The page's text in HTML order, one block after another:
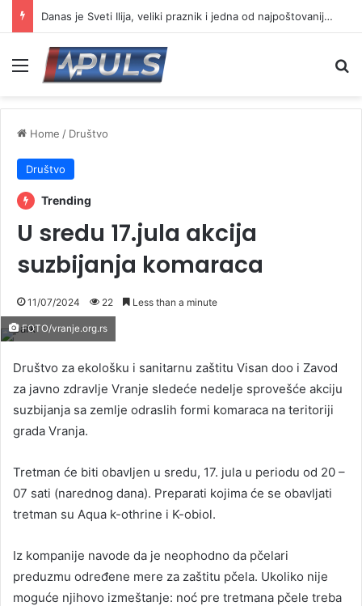
Danas je Sveti Ilija, veliki praznik i jedna od najpoštovanijih slava
Menu
Home / Društvo
Društvo
Trending
U sredu 17.jula akcija
suzbijanja komaraca
11/07/2024 22 Less than a minute
FOTO/vranje.org.rs
Društvo za ekološku i sanitarnu zaštitu Visan doo i Zavod
za javno zdravlje Vranje sledeće nedelje sprovešće akciju
suzbijanja sa zemlje odraslih formi komaraca na teritoriji
grada Vranja.
Tretman će biti obavljen u sredu, 17. jula u periodu od 20 –
07 sati (narednog dana). Preparati kojima će se obavljati
tretman su Aqua k-othrine i K-obiol.
Iz kompanije navode da je neophodno da pčelari
preduzmu određene mere za zaštitu pčela. Ukoliko nije
moguće njihovo izmeštanje: noć pre tretmana pčele treba